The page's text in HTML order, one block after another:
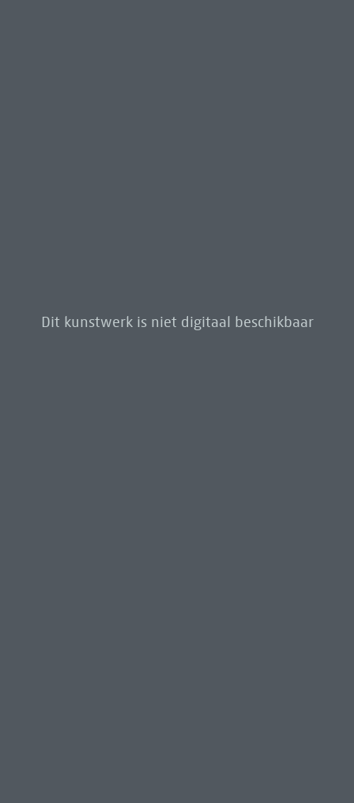
Dit kunstwerk is niet digitaal beschikbaar